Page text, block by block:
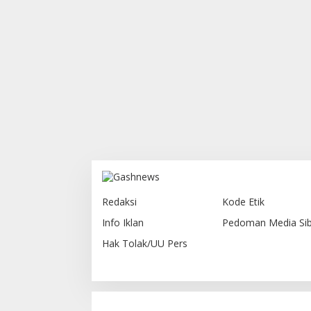
Redaksi
Kode Etik
Info Iklan
Pedoman Media
Hak Tolak/UU Pers